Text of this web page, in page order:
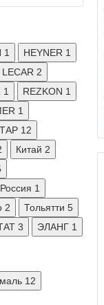
1 HEYNER 1
LECAR 2
1 REZKON 1
1
12
Китай 2
Россия 1
2 Тольятти 5
3 ЭЛАНГ 1
12